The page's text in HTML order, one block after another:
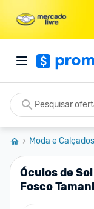
Moda e
Óculos de
Fosco